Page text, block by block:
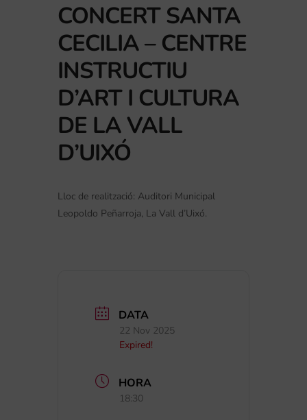
CONCERT SANTA
CECILIA – CENTRE
INSTRUCTIU
D’ART I CULTURA
DE LA VALL
D’UIXÓ
Lloc de realització: Auditori Municipal
Leopoldo Peñarroja, La Vall d’Uixó.
DATA
22 Nov 2025
Expired!
HORA
18:30